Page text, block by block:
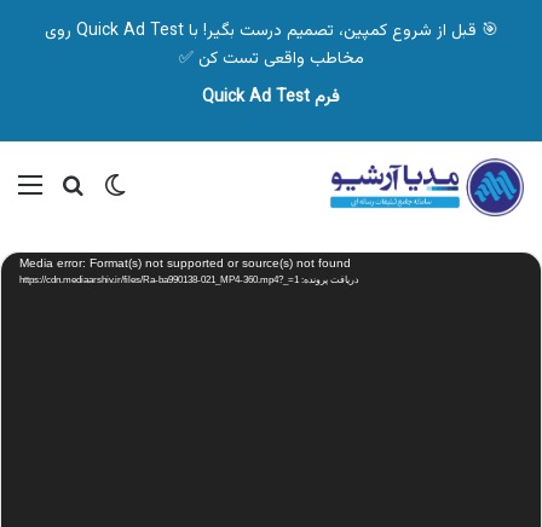
🎯 قبل از شروع کمپین، تصمیم درست بگیر! با Quick Ad Test روی
مخاطب واقعی تست کن ✅
فرم Quick Ad Test
تغییر پوسته
نمایشگر
ویدیو Media error: Format(s) not supported or source(s) not found
دریافت پرونده: https://cdn.mediaarshiv.ir/files/Ra-ba990138-021_MP4-360.mp4?_=1